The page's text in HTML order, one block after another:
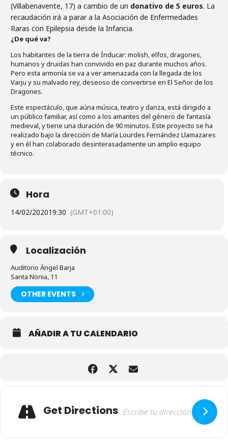
(Villabenavente, 17) a cambio de un donativo de 5 euros. La
recaudación irá a parar a la Asociación de Enfermedades
Raras con Epilepsia desde la Infancia.
¿De qué va?
Los habitantes de la tierra de Índucar: molish, elfos, dragones,
humanos y druidas han convivido en paz durante muchos años.
Pero esta armonía se va a ver amenazada con la llegada de los
Varju y su malvado rey, deseoso de convertirse en El Señor de los
Dragones.
Este espectáculo, que aúna música, teatro y danza, está dirigido a
un público familiar, así como a los amantes del género de fantasía
medieval, y tiene una duración de 90 minutos. Este proyecto se ha
realizado bajo la dirección de María Lourdes Fernández Llamazares
y en él han colaborado desinterasadamente un amplio equipo
técnico.
Hora
14/02/202019:30 (GMT+01:00)
Localización
Auditorio Ángel Barja
Santa Nonia, 11
OTHER EVENTS
AÑADIR A TU CALENDARIO
Get Directions